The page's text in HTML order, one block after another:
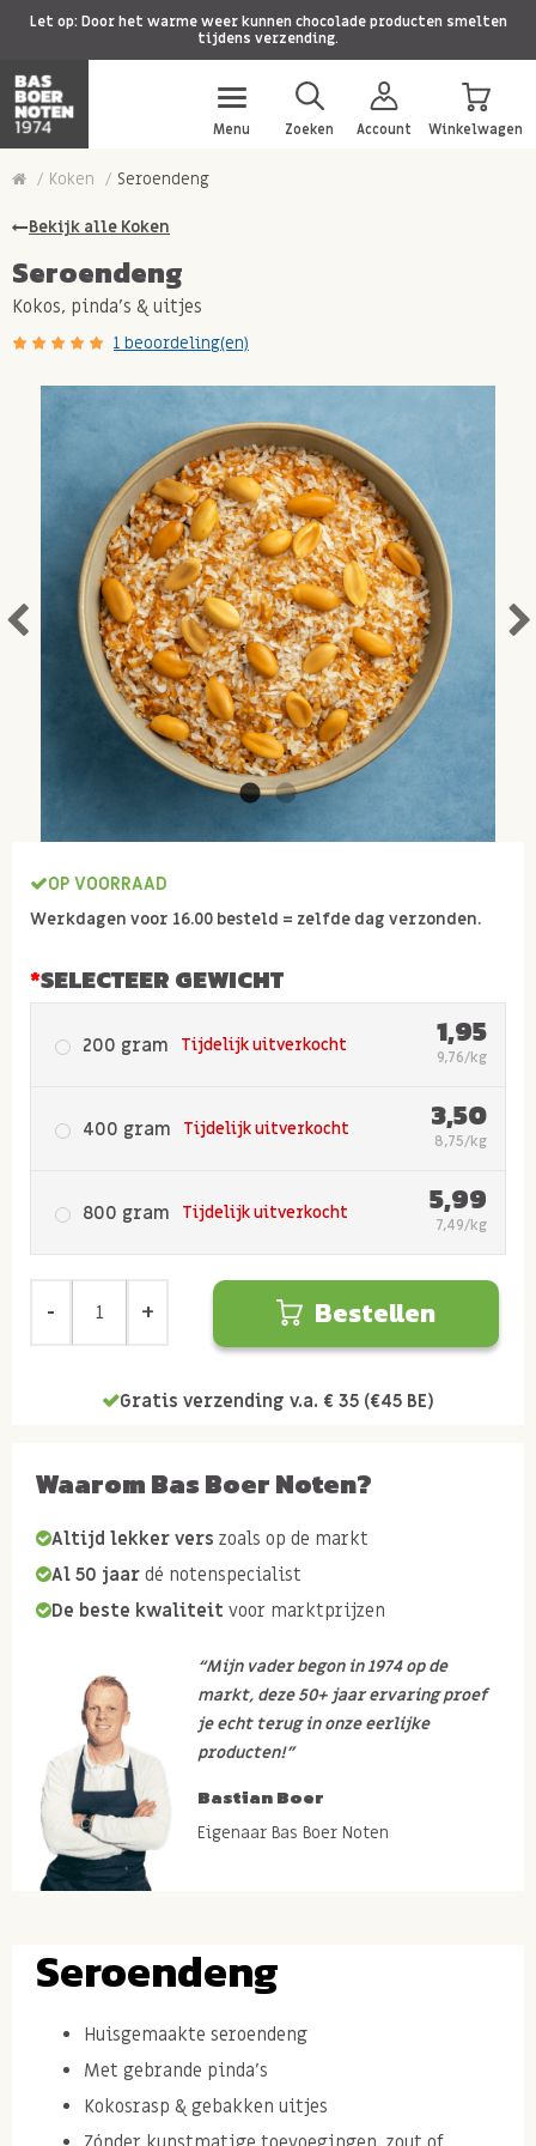
Let op: Door het warme weer kunnen chocolade producten smelten
tijdens verzending.
Menu Zoeken Account Winkelwagen
Koken Seroendeng
Bekijk alle Koken
Seroendeng
Kokos, pinda's & uitjes
1 beoordeling(en)
OP VOORRAAD
Werkdagen voor 16.00 besteld = zelfde dag verzonden.
SELECTEER GEWICHT
200 gram Tijdelijk uitverkocht 1,95
9,76/kg
400 gram Tijdelijk uitverkocht 3,50
8,75/kg
800 gram Tijdelijk uitverkocht 5,99
7,49/kg
Bestellen
Gratis verzending v.a. € 35 (€45 BE)
Waarom Bas Boer Noten?
Altijd lekker vers zoals op de markt
Al 50 jaar dé notenspecialist
De beste kwaliteit voor marktprijzen
“Mijn vader begon in 1974 op de
markt, deze 50+ jaar ervaring proef
je echt terug in onze eerlijke
producten!”
Bastian Boer
Eigenaar Bas Boer Noten
Seroendeng
Huisgemaakte seroendeng
Met gebrande pinda's
Kokosrasp & gebakken uitjes